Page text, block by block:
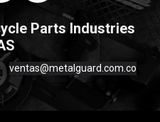
Parts Industries
ventas@metalguard.com.co